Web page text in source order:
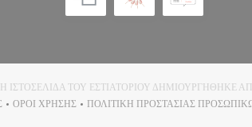
Η ΙΣΤΟΣΕΛΊΔΑ ΤΟΥ ΕΣΤΙΑΤΟΡΊΟΥ ΔΗΜΙΟΥΡΓΉΘΗΚΕ
ΌΡΟΙ ΧΡΉΣΗΣ ΠΟΛΙΤΙΚΉ ΠΡΟΣΤΑΣΊΑΣ